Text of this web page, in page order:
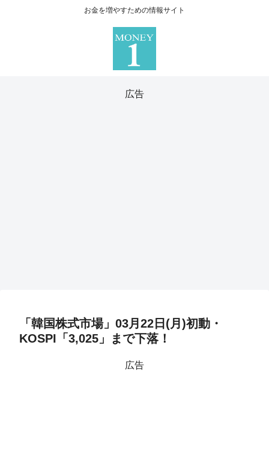
お金を増やすための情報サイト
広告
「韓国株式市場」03月22日(月)初動・
KOSPI「3,025」まで下落！
広告